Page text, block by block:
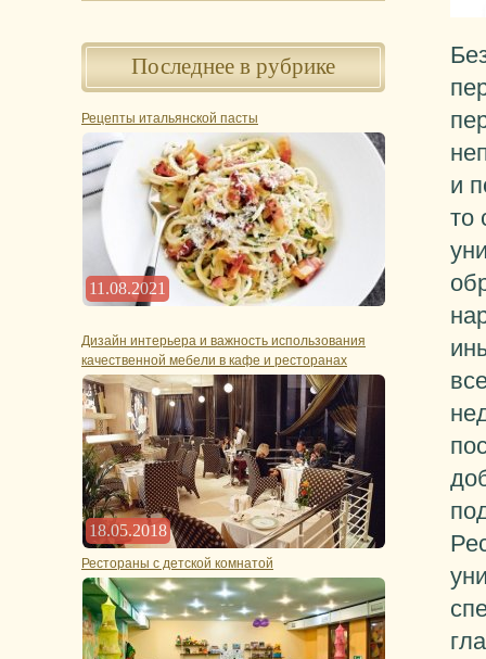
Последнее в рубрике
Рецепты итальянской пасты
11.08.2021
Дизайн интерьера и важность использования
качественной мебели в кафе и ресторанах
18.05.2018
Рестораны с детской комнатой
и
то